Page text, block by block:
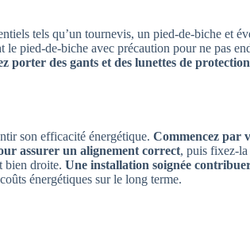
tels qu’un tournevis, un pied-de-biche et
le pied-de-biche avec précaution pour ne pas
porter des gants et des lunettes de protection
son efficacité énergétique. Commencez par
assurer un alignement correct, puis fixez-
bien droite. Une installation soignée
énergétiques sur le long terme.